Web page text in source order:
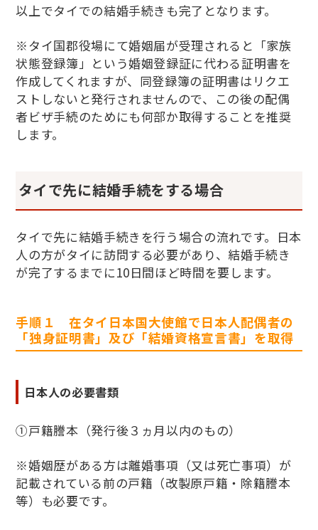
以上でタイでの結婚手続きも完了となります。
※タイ国郡役場にて婚姻届が受理されると「家族
状態登録簿」という婚姻登録証に代わる証明書を
作成してくれますが、同登録簿の証明書はリクエ
ストしないと発行されませんので、この後の配偶
者ビザ手続のためにも何部か取得することを推奨
します。
タイで先に結婚手続をする場合
タイで先に結婚手続きを行う場合の流れです。日本
人の方がタイに訪問する必要があり、結婚手続き
が完了するまでに10日間ほど時間を要します。
手順１ 在タイ日本国大使館で日本人配偶者の
「独身証明書」及び「結婚資格宣言書」を取得
日本人の必要書類
①戸籍謄本（発行後３ヵ月以内のもの）
※婚姻歴がある方は離婚事項（又は死亡事項）が
記載されている前の戸籍（改製原戸籍・除籍謄本
等）も必要です。